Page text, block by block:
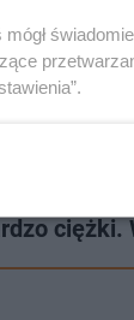
i
ciężki.